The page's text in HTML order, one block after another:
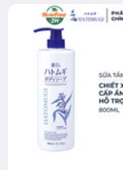
(SL có hạn)